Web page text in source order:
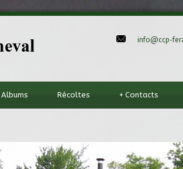
info@ccp-
Albums Récoltes Contacts
+